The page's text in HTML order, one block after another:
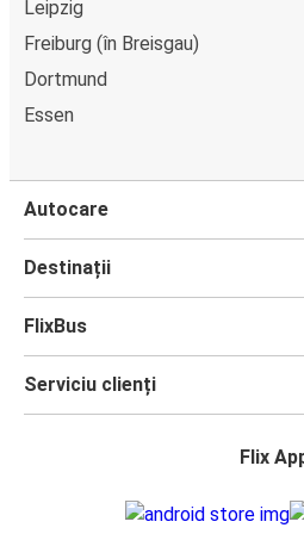
Leipzig
Freiburg (în Breisgau)
Dortmund
Essen
Autocare
Destinații
FlixBus
Serviciu clienți
Flix